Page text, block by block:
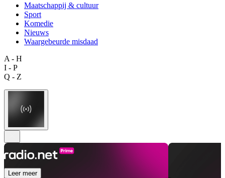
Maatschappij & cultuur
Sport
Komedie
Nieuws
Waargebeurde misdaad
A - H
I - P
Q - Z
Leer meer